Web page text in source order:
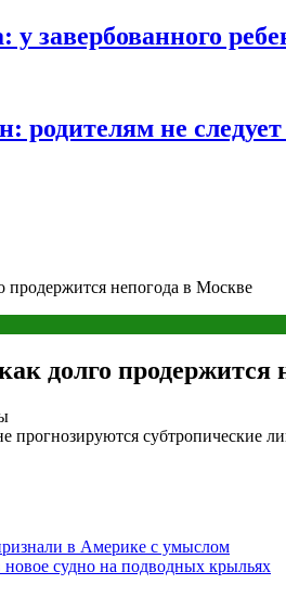
завербованного
родителям не
продержится непогода в Москве
долго продержится
субтропические
в Америке с умыслом
судно на подводных крыльях